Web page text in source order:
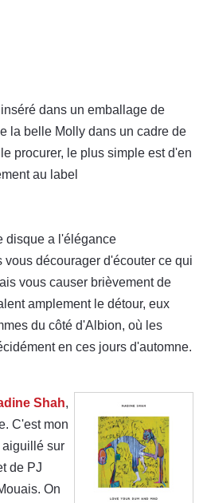
dans un emballage de
la belle Molly dans un cadre de
procurer, le plus simple est d'en
au label
disque a l'élégance
décourager d'écouter ce qui
vous causer brièvement de
amplement le détour, eux
du côté d'Albion, où les
en ces jours d'automne.
Shah,
C'est mon
aiguillé sur
de PJ
On